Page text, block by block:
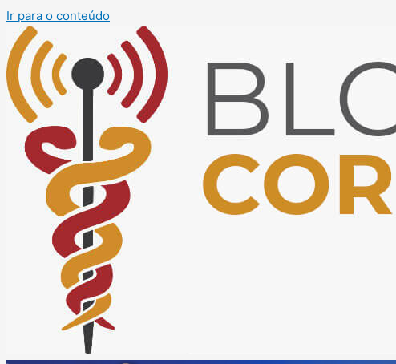
Ir para o conteúdo